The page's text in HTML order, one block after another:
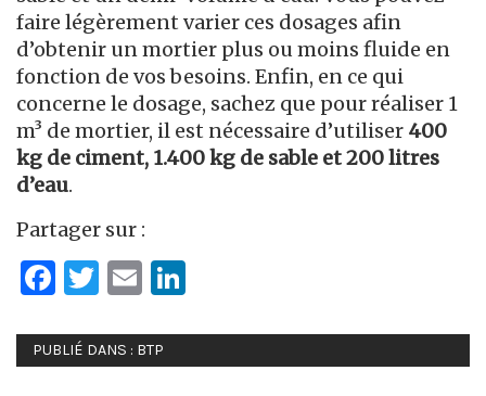
faire légèrement varier ces dosages afin
d’obtenir un mortier plus ou moins fluide en
fonction de vos besoins. Enfin, en ce qui
concerne le dosage, sachez que pour réaliser 1
m³ de mortier, il est nécessaire d’utiliser 400
kg de ciment, 1.400 kg de sable et 200 litres
d’eau.
Partager sur :
Facebook
Twitter
Email
PUBLIÉ DANS : BTP